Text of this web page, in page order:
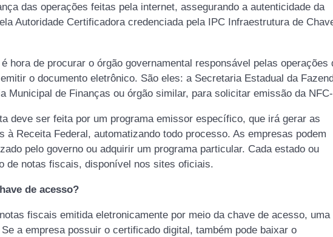
das operações feitas pela internet, assegurando a autenticidade da
Autoridade Certificadora credenciada pela IPC Infraestrutura de
hora de procurar o órgão governamental responsável pelas operações
o documento eletrônico. São eles: a Secretaria Estadual da
Municipal de Finanças ou órgão similar, para solicitar emissão da
deve ser feita por um programa emissor específico, que irá gerar as
à Receita Federal, automatizando todo processo. As empresas podem
pelo governo ou adquirir um programa particular. Cada estado ou
de notas fiscais, disponível nos sites oficiais.
de acesso?
fiscais emitida eletronicamente por meio da chave de acesso, uma
a empresa possuir o certificado digital, também pode baixar o